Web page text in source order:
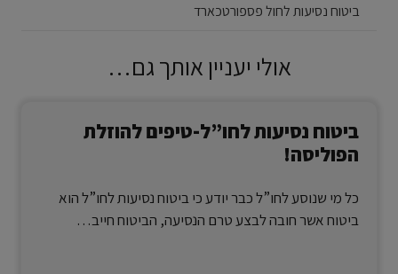
ביטוח נסיעות לחול פספורטכארד
אולי יעניין אותך גם…
ביטוח נסיעות לחו”ל-טיפים להוזלת
הפוליסה!
כל מי שנוסע לחו”ל כבר יודע כי ביטוח נסיעות לחו”ל הוא
ביטוח אשר חובה לבצע טרם הנסיעה, הביטוח חייב…